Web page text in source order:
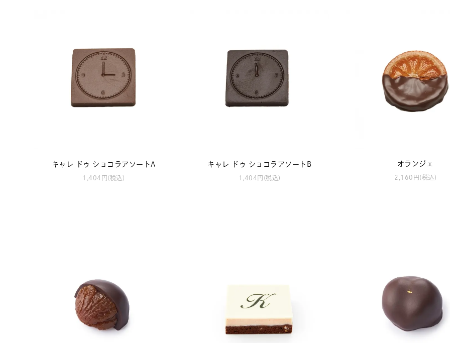
キャレ ドゥ ショコラアソートA
1,404円(税込)
キャレ ドゥ ショコラアソートB
1,404円(税込)
オランジェ
2,160円(税込)